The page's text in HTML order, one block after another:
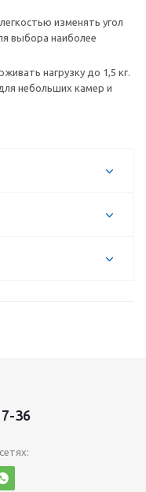
изменять угол
выбора наиболее
нагрузку до 1,5 кг.
небольших камер и
36